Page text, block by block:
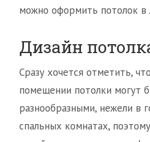
можно оформить потолок
Дизайн
Сразу хочется отметить,
помещении потолки могут
разнообразными, нежели в
спальных комнатах,